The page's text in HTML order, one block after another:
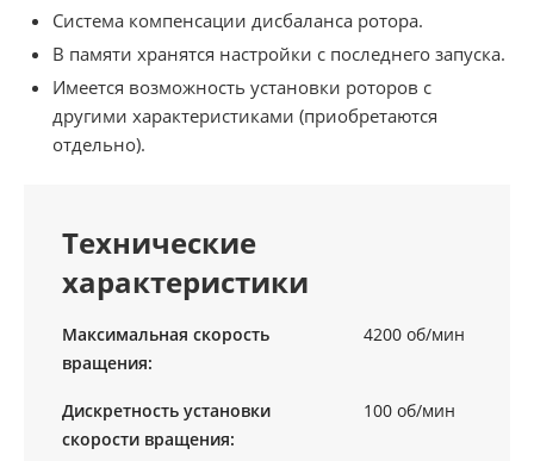
Система компенсации дисбаланса ротора.
В памяти хранятся настройки с последнего запуска.
Имеется возможность установки роторов с
другими характеристиками (приобретаются
отдельно).
Технические
характеристики
Максимальная скорость
вращения:
4200 об/мин
Дискретность установки
скорости вращения:
100 об/мин